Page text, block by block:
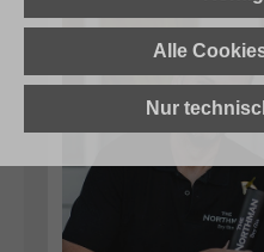
Alle
Nur
Kostenlos
Erinnerungen, Gutscheine,
Einwilligung kann jederzeitwiderrufen
and Terms of Useapply.